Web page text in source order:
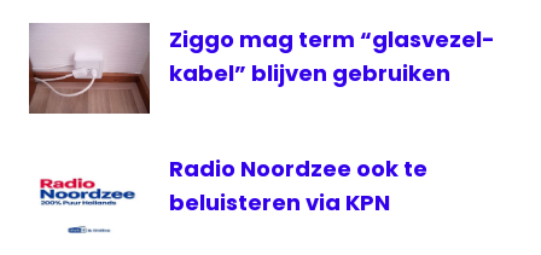
Ziggo mag term “glasvezel-
kabel” blijven gebruiken
Radio Noordzee ook te
beluisteren via KPN